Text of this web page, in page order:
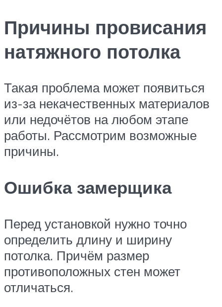
Причины провисания
натяжного потолка
Такая проблема может появиться
из-за некачественных материалов
или недочётов на любом этапе
работы. Рассмотрим возможные
причины.
Ошибка замерщика
Перед установкой нужно точно
определить длину и ширину
потолка. Причём размер
противоположных стен может
отличаться.